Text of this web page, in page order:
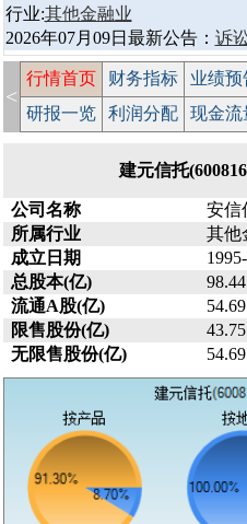
行业:其他金融业
2026年07月09日最新公告： 诉
<
行情首页 财务指标 业绩预
研报一览
利润分配 现金流
建元信托
公司名称
安信
所属行业
其他
成立日期
总股本(亿)
98.44
流通A股(亿)
54.69
限售股份(亿)
43.75
无限售股份(亿)
54.69